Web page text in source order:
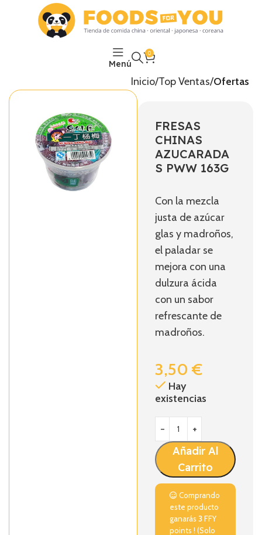
Menú
0
Inicio Top Ventas Ofertas
FRESAS
CHINAS
AZUCARADA
S PWW 163G
Con la mezcla
justa de azúcar
glas y madroños,
el paladar se
mejora con una
dulzura ácida
con un sabor
refrescante de
madroños.
3,50€
Hay
existencias
Añadir Al
Carrito
Comprando
este producto
ganarás3 FFY
points ! (Solo